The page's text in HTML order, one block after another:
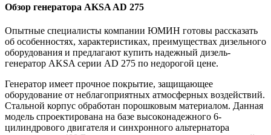
Обзор генератора AKSA AD 275
Опытные специалисты компании ЮМИН готовы рассказать
об особенностях, характеристиках, преимуществах дизельного
оборудования и предлагают купить надежный дизель-
генератор AKSA серии AD 275 по недорогой цене.
Генератор имеет прочное покрытие, защищающее
оборудование от неблагоприятных атмосферных воздействий.
Стальной корпус обработан порошковым материалом. Данная
модель спроектирована на базе высоконадежного 6-
цилиндрового двигателя и синхронного альтернатора